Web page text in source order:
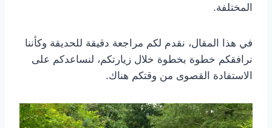
المختلفة.
في هذا المقال، نقدم لكم مراجعة دقيقة للحديقة وكأننا
نرافقكم خطوة بخطوة خلال زيارتكم، لنساعدكم على
الاستفادة القصوى من وقتكم هناك.